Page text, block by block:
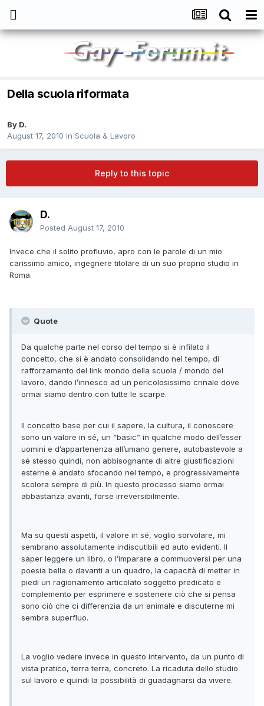
Della scuola riformata
By D.
August 17, 2010 in Scuola & Lavoro
Reply to this topic
D.
Posted August 17, 2010
Invece che il solito profluvio, apro con le parole di un mio
carissimo amico, ingegnere titolare di un suo proprio studio in
Roma.
Quote
Da qualche parte nel corso del tempo si è infilato il
concetto, che si è andato consolidando nel tempo, di
rafforzamento del link mondo della scuola / mondo del
lavoro, dando l’innesco ad un pericolosissimo crinale dove
ormai siamo dentro con tutte le scarpe.
Il concetto base per cui il sapere, la cultura, il conoscere
sono un valore in sé, un “basic” in qualche modo dell’esser
uomini e d’appartenenza all’umano genere, autobastevole a
sé stesso quindi, non abbisognante di altre giustificazioni
esterne è andato sfocando nel tempo, e progressivamente
scolora sempre di più. In questo processo siamo ormai
abbastanza avanti, forse irreversibilmente.
Ma su questi aspetti, il valore in sé, voglio sorvolare, mi
sembrano assolutamente indiscutibili ed auto evidenti. Il
saper leggere un libro, o l’imparare a commuoversi per una
poesia bella o davanti a un quadro, la capacità di metter in
piedi un ragionamento articolato soggetto predicato e
complemento per esprimere e sostenere ciò che si pensa
sono ciò che ci differenzia da un animale e discuterne mi
sembra superfluo.
La voglio vedere invece in questo intervento, da un punto di
vista pratico, terra terra, concreto. La ricaduta dello studio
sul lavoro e quindi la possibilità di guadagnarsi da vivere.